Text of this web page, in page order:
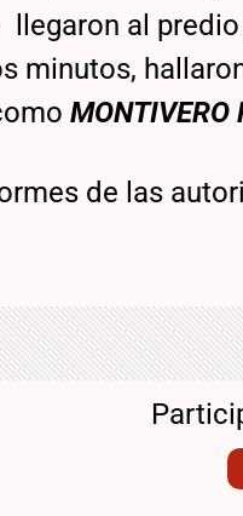
al
minutos,
MONTIVERO
de las